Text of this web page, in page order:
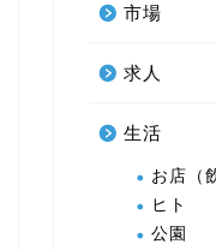
市場
求人
生活
お店（
ヒト
公園